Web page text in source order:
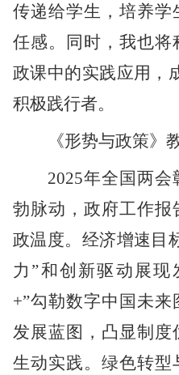
传递给学生，培养学
任感。同时，我也将
政课中的实践应用，
积极践行者。
《形势与政策》
2025年全国两
勃脉动，政府工作报
政温度。经济增速目
力”和创新驱动展现
+”勾勒数字中国未
发展蓝图，凸显制度
生动实践。绿色转型